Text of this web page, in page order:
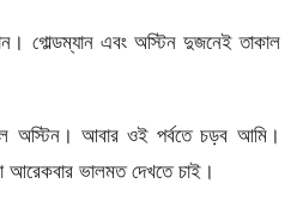
গোল্ডম্যান এবং অস্টিন দুজনেই তাকাল
অস্টিন। আবার ওই পর্বতে চড়ব আমি।
আরেকবার ভালমত দেখতে চাই।